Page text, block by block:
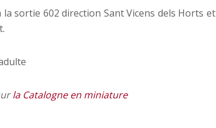
la sortie 602 direction Sant Vicens dels Horts et
la Catalogne en miniature